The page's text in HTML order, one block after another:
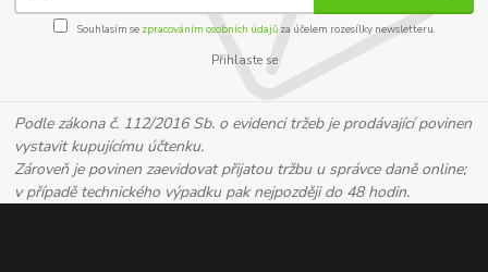
Souhlasím se zpracováním osobních údajůza účelem rozesílky newsletteru.
Přihlaste se
Podle zákona č. 112/2016 Sb. o evidenci tržeb je prodávající povinen
vystavit kupujícímu účtenku.
Zároveň je povinen zaevidovat přijatou tržbu u správce daně online;
v případě technického výpadku pak nejpozději do 48 hodin.